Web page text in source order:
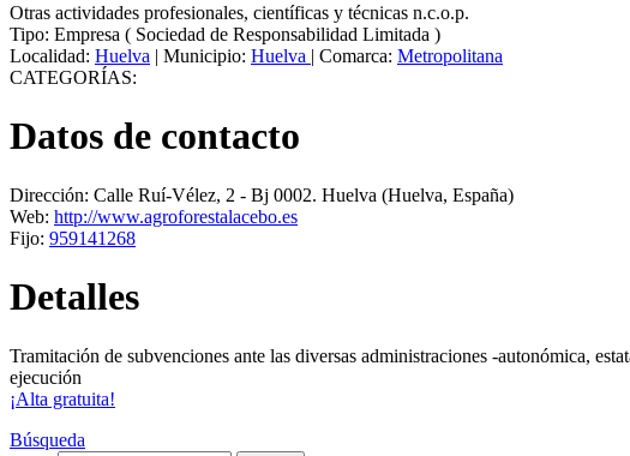
Otras actividades profesionales, científicas y técnicas n.c.o.p.
Tipo: Empresa ( Sociedad de Responsabilidad Limitada )
Localidad: Huelva | Municipio: Huelva | Comarca: Metropolitana
CATEGORÍAS:
Datos de contacto
Dirección: Calle Ruí-Vélez, 2 - Bj 0002. Huelva (Huelva, España)
Web: http://www.agroforestalacebo.es
Fijo: 959141268
Detalles
Tramitación de subvenciones ante las diversas administraciones -autonómica,
ejecución
¡Alta gratuita!
Búsqueda